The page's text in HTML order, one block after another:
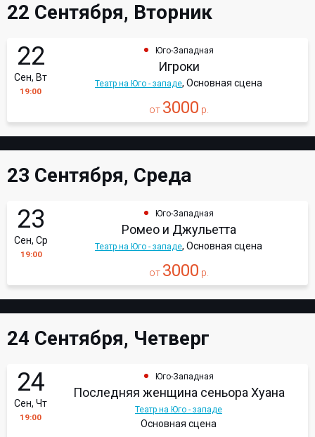
22 Сентября, Вторник
22
Сен, Вт
19:00
Юго-Западная
Игроки
Театр на Юго - западе, Основная сцена
от 3000 р.
23 Сентября, Среда
23
Сен, Ср
19:00
Юго-Западная
Ромео и Джульетта
Театр на Юго - западе, Основная сцена
от 3000 р.
24 Сентября, Четверг
24
Сен, Чт
19:00
Юго-Западная
Последняя женщина сеньора Хуана
Театр на Юго - западе
Основная сцена